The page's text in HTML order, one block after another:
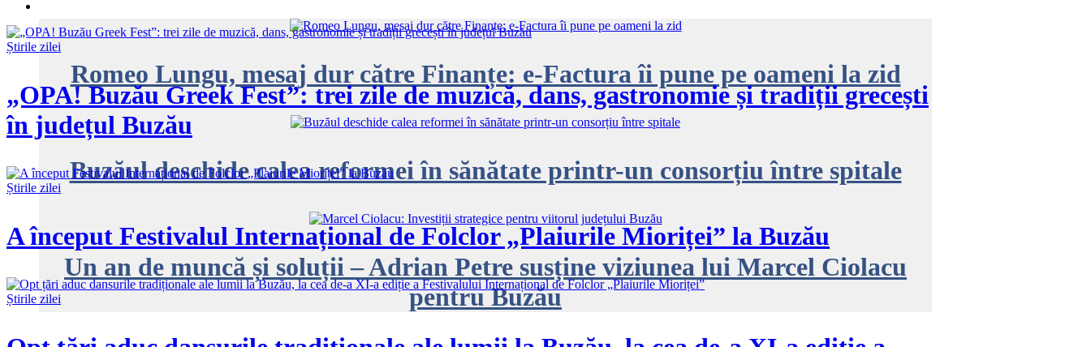
Romeo Lungu, mesaj dur către Finanțe: e‑Factura îi pune pe oameni la zid
Buzăul deschide calea reformei în sănătate printr-un consorțiu între spitale
Un an de muncă și soluții – Adrian Petre susține viziunea lui Marcel Ciolacu
pentru Buzău
Știrile zilei
„OPA! Buzău Greek Fest”: trei zile de muzică, dans, gastronomie și tradiții grecești
în județul Buzău
Știrile zilei
A început Festivalul Internațional de Folclor „Plaiurile Mioriței” la Buzău
Știrile zilei